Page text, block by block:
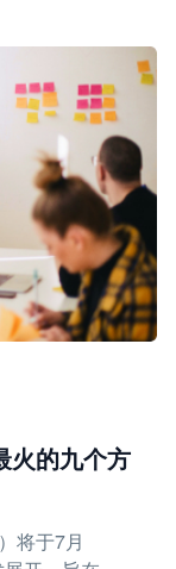
火的九个方
将于7月